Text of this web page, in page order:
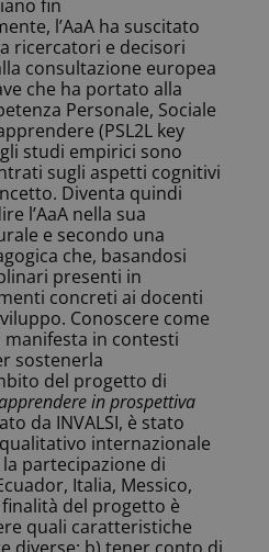
fin
l’AaA ha suscitato
ricercatori e decisori
consultazione europea
che ha portato alla
Personale, Sociale
(PSL2L key
studi empirici sono
sugli aspetti cognitivi
Diventa quindi
l’AaA nella sua
e secondo una
che, basandosi
presenti in
concreti ai docenti
Conoscere come
in contesti
sostenerla
del progetto di
in prospettiva
da INVALSI, è stato
internazionale
la partecipazione di
Italia, Messico,
finalità del progetto è
quali caratteristiche